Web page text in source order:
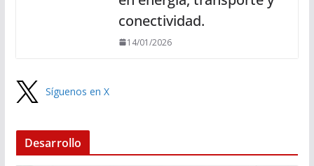
conectividad.
14/01/2026
Síguenos en X
Desarrollo